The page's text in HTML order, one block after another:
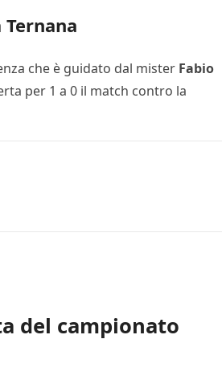
che è guidato dal mister Fabio
per 1 a 0 il match contro la
del campionato